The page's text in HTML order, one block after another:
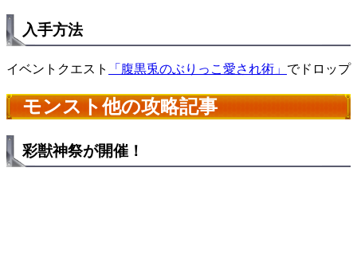
入手方法
イベントクエスト 「腹黒兎のぶりっこ愛され術」 でドロップ
モンスト他の攻略記事
彩獣神祭が開催！